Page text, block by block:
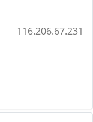
116.206.67.231